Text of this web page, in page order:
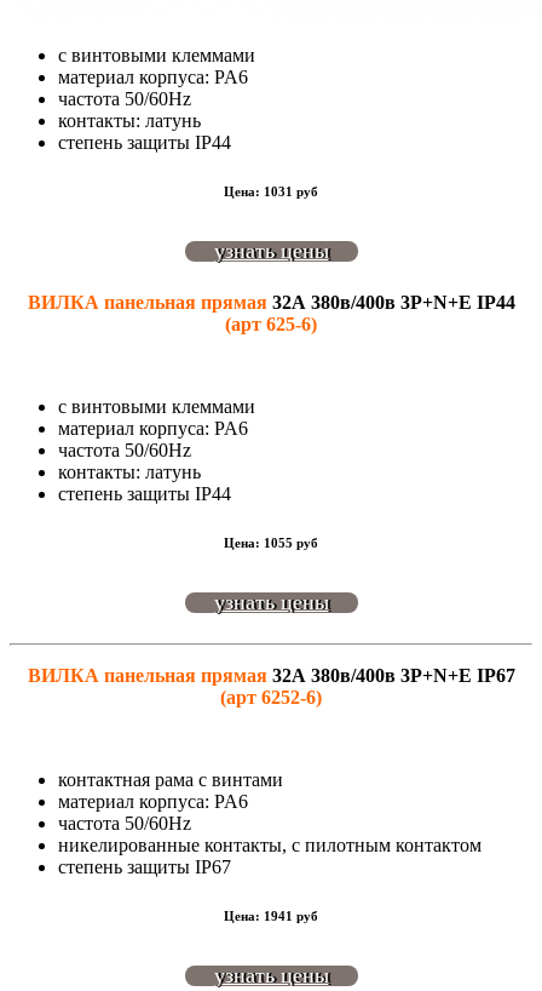
с винтовыми клеммами
материал корпуса: PA6
частота 50/60Hz
контакты: латунь
степень защиты IP44
Цена: 1031 руб
узнать цены
ВИЛКА панельная прямая 32А 380в/400в 3P+N+E IP44
(арт 625-6)
с винтовыми клеммами
материал корпуса: PA6
частота 50/60Hz
контакты: латунь
степень защиты IP44
Цена: 1055 руб
узнать цены
ВИЛКА панельнаяпрямая 32А 380в/400в 3P+N+E IP67
(арт 6252-6)
контактная рама с винтами
материал корпуса: PA6
частота 50/60Hz
никелированные контакты, с пилотным контактом
степень защиты IP67
Цена: 1941 руб
узнать цены